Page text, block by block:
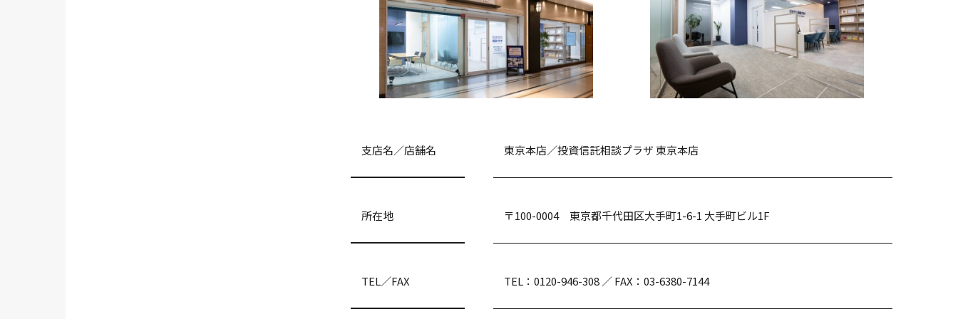
支店名／店舗名 東京本店／投資信託相談プラザ 東京本店
所在地 〒100-0004 東京都千代田区大手町1-6-1 大手町ビル1F
TEL／FAX TEL：0120-946-308 ／ FAX：03-6380-7144